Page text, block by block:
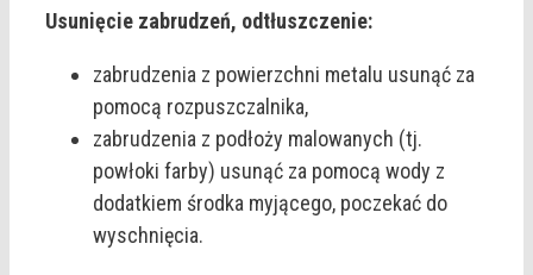
Usunięcie zabrudzeń, odtłuszczenie:
zabrudzenia z powierzchni metalu usunąć za
pomocą rozpuszczalnika,
zabrudzenia z podłoży malowanych (tj.
powłoki farby) usunąć za pomocą wody z
dodatkiem środka myjącego, poczekać do
wyschnięcia.